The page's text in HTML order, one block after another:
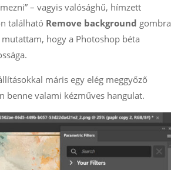
– vagyis valósághű, hímzett
található Remove background gombra
hogy a Photoshop béta
máris egy elég meggyőző
benne valami kézműves hangulat.